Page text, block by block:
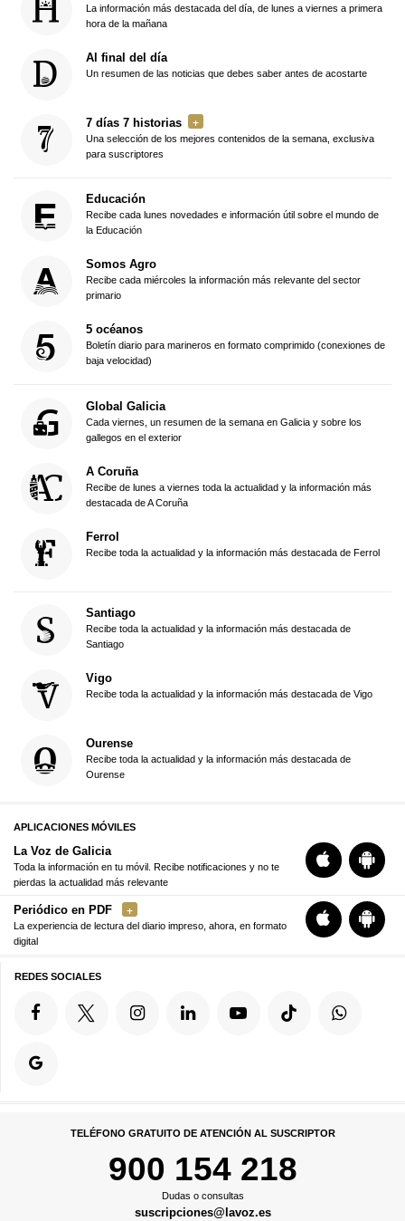
La información más destacada del día, de lunes a viernes a primera
hora de la mañana
Al final del día
Un resumen de las noticias que debes saber antes de acostarte
7 días 7 historias
Una selección de los mejores contenidos de la semana, exclusiva
para suscriptores
Educación
Recibe cada lunes novedades e información útil sobre el mundo de
la Educación
Somos Agro
Recibe cada miércoles la información más relevante del sector
primario
5 océanos
Boletín diario para marineros en formato comprimido (conexiones de
baja velocidad)
Global Galicia
Cada viernes, un resumen de la semana en Galicia y sobre los
gallegos en el exterior
A Coruña
Recibe de lunes a viernes toda la actualidad y la información más
destacada de A Coruña
Ferrol
Recibe toda la actualidad y la información más destacada de Ferrol
Santiago
Recibe toda la actualidad y la información más destacada de
Santiago
Vigo
Recibe toda la actualidad y la información más destacada de Vigo
Ourense
Recibe toda la actualidad y la información más destacada de
Ourense
APLICACIONES MÓVILES
La Voz de Galicia
Toda la información en tu móvil. Recibe notificaciones y no te
pierdas la actualidad más relevante
Periódico en PDF
La experiencia de lectura del diario impreso, ahora, en formato
digital
REDES SOCIALES
TELÉFONO GRATUITO DE ATENCIÓN AL SUSCRIPTOR
900 154 218
Dudas o consultas
suscripciones@lavoz.es